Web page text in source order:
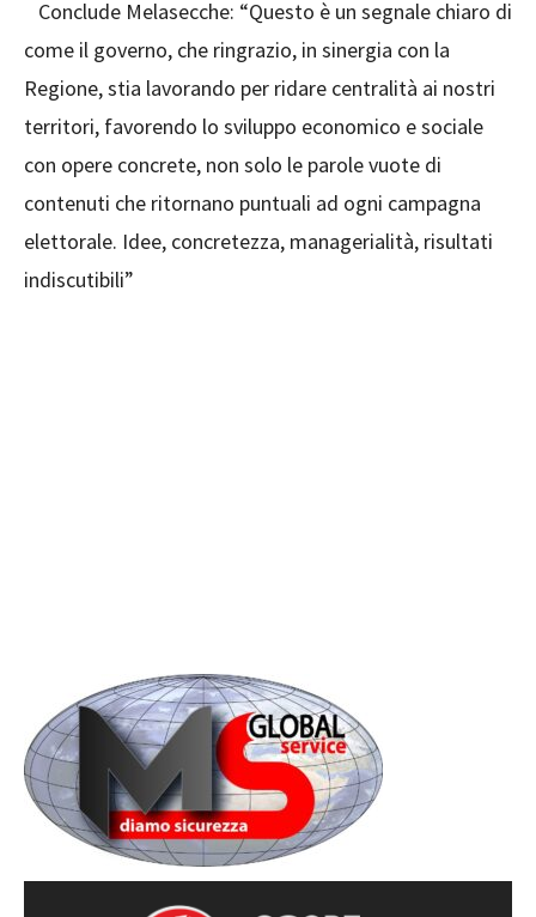
Conclude Melasecche: “Questo è un segnale chiaro di
come il governo, che ringrazio, in sinergia con la
Regione, stia lavorando per ridare centralità ai nostri
territori, favorendo lo sviluppo economico e sociale
con opere concrete, non solo le parole vuote di
contenuti che ritornano puntuali ad ogni campagna
elettorale. Idee, concretezza, managerialità, risultati
indiscutibili”